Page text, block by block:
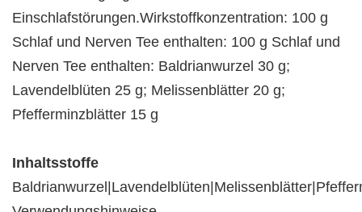
Einschlafstörungen.Wirkstoffkonzentration: 100 g
Schlaf und Nerven Tee enthalten: 100 g Schlaf und
Nerven Tee enthalten: Baldrianwurzel 30 g;
Lavendelblüten 25 g; Melissenblätter 20 g;
Pfefferminzblätter 15 g
Inhaltsstoffe